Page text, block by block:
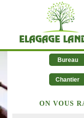
Bureau
Chantier
ON VOUS